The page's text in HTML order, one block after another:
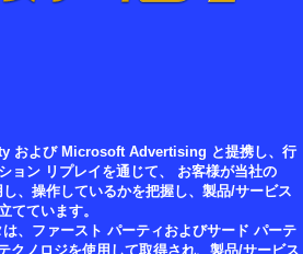
および Microsoft Advertising と提携し、行
ョン リプレイを通じて、 お客様が当社の
、操作しているかを把握し、製品/サービス
てています。
、ファースト パーティおよびサード パーテ
クノロジを使用して取得され、製品/サービス